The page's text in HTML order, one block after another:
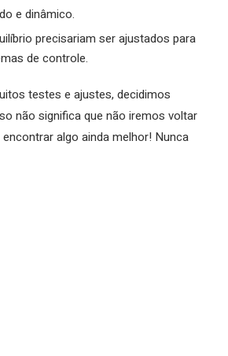
e dinâmico.
precisariam ser ajustados para
de controle.
testes e ajustes, decidimos
não significa que não iremos voltar
algo ainda melhor! Nunca